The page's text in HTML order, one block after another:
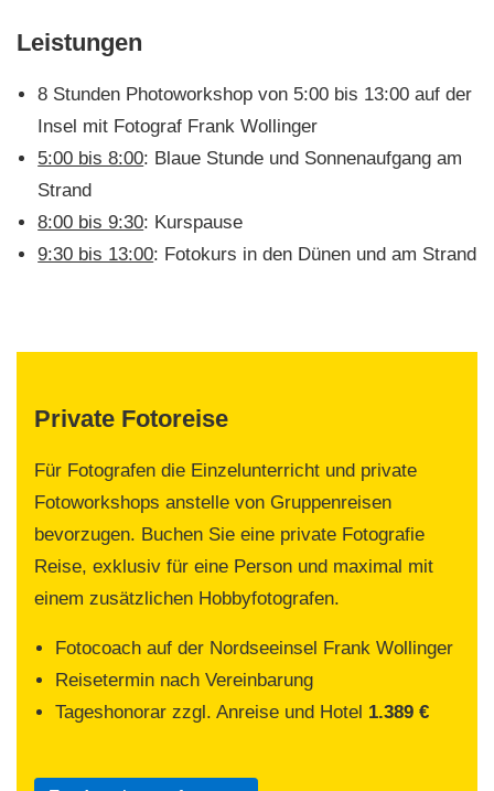
Leistungen
8 Stunden Photoworkshop von 5:00 bis 13:00 auf der
Insel mit Fotograf Frank Wollinger
5:00 bis 8:00: Blaue Stunde und Sonnenaufgang am
Strand
8:00 bis 9:30: Kurspause
9:30 bis 13:00: Fotokurs in den Dünen und am Strand
Private Fotoreise
Für Fotografen die Einzelunterricht und private
Fotoworkshops anstelle von Gruppenreisen
bevorzugen. Buchen Sie eine private Fotografie
Reise, exklusiv für eine Person und maximal mit
einem zusätzlichen Hobbyfotografen.
Fotocoach auf der Nordseeinsel Frank Wollinger
Reisetermin nach Vereinbarung
Tageshonorar zzgl. Anreise und Hotel 1.389 €